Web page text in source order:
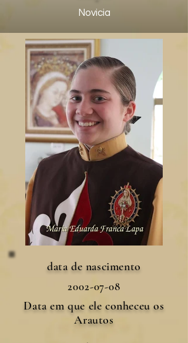
Novicia
data de nascimento
2002-07-08
Data em que ele conheceu os
Arautos